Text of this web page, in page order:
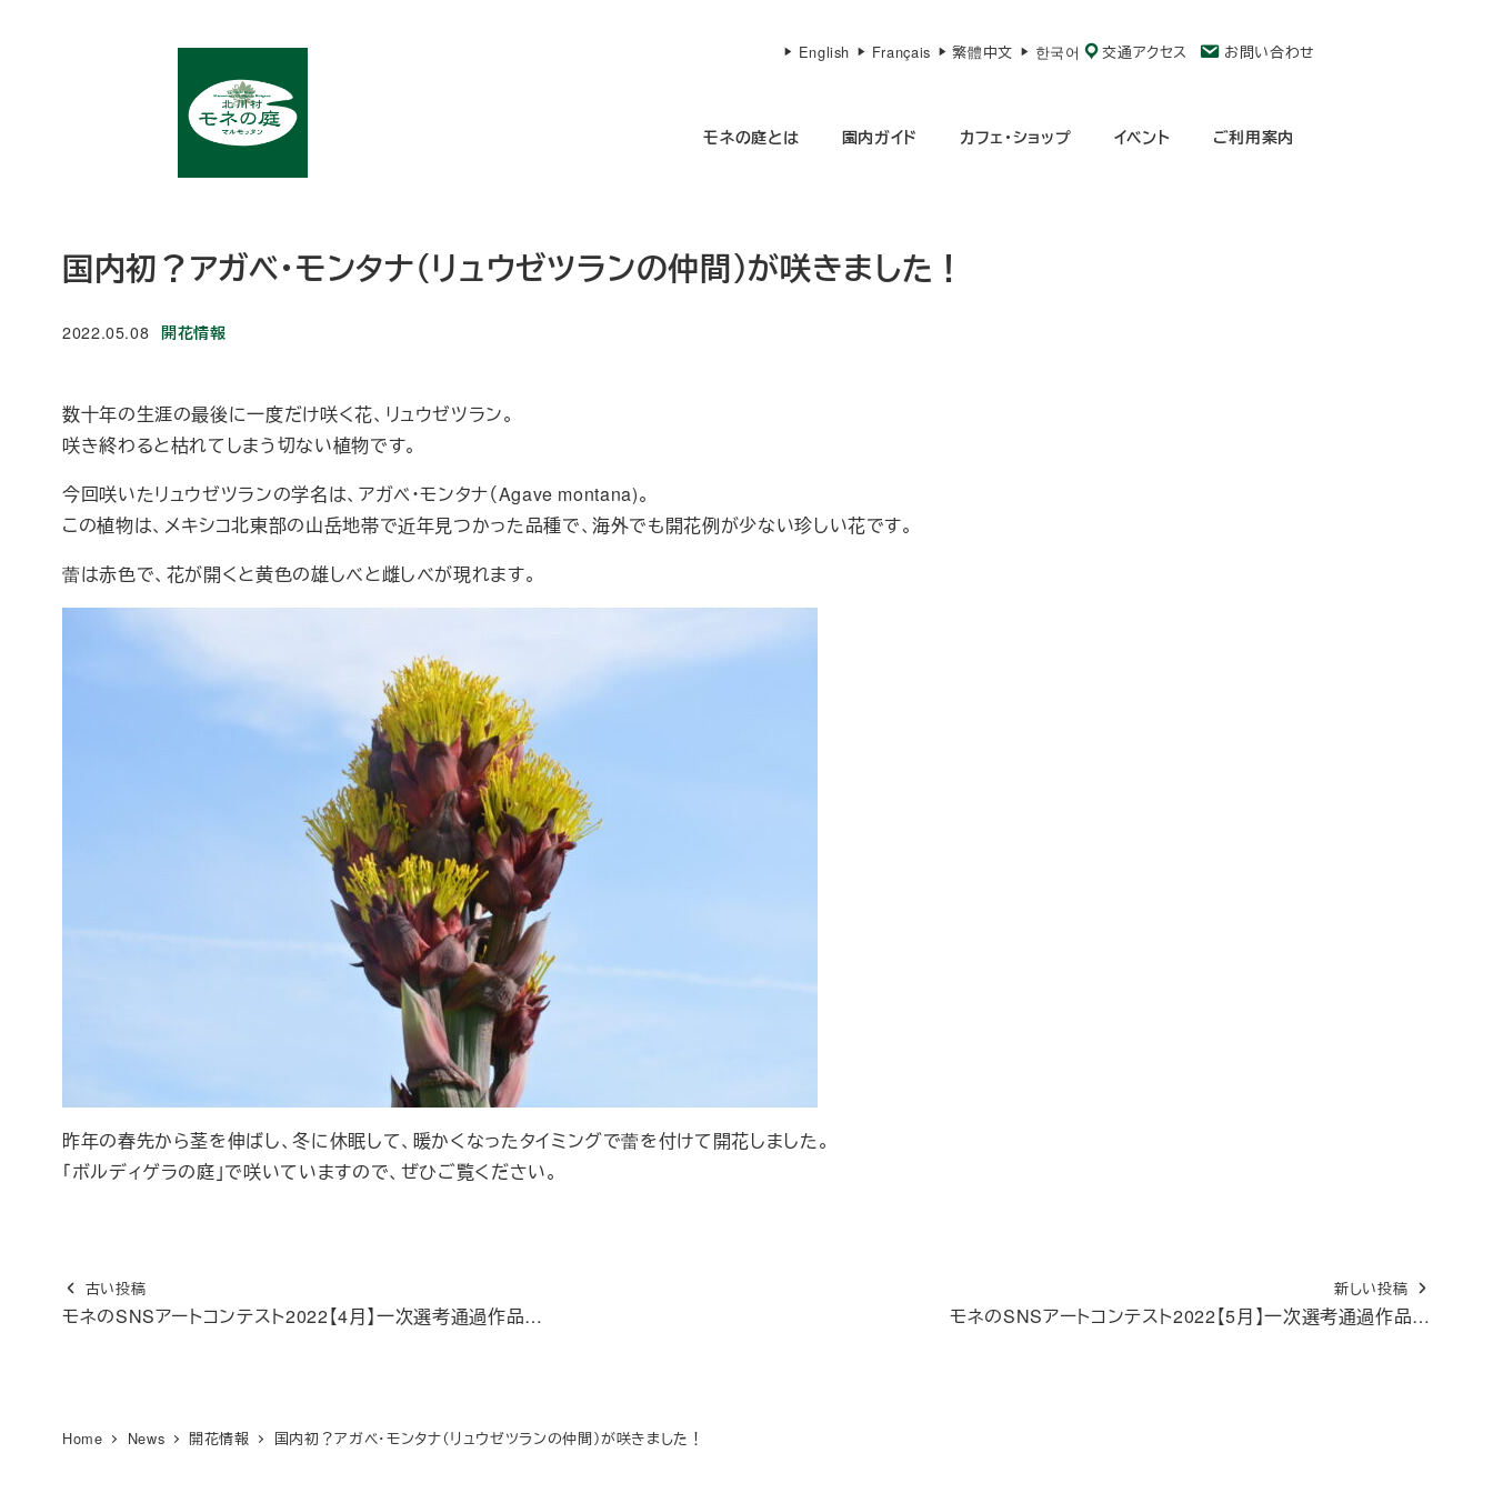
English Français 繁體中文 한국어 交通アクセス お問い合わせ
モネの庭とは 園内ガイド カフェ・ショップ イベント ご利用案内
国内初？アガベ・モンタナ（リュウゼツランの仲間）が咲きました！
投稿日
2022.05.08 カテゴリー
開花情報
数十年の生涯の最後に一度だけ咲く花、リュウゼツラン。
咲き終わると枯れてしまう切ない植物です。
今回咲いたリュウゼツランの学名は、アガベ・モンタナ（Agave montana)。
この植物は、メキシコ北東部の山岳地帯で近年見つかった品種で、海外でも開花例が少ない珍しい花です。
蕾は赤色で、花が開くと黄色の雄しべと雌しべが現れます。
昨年の春先から茎を伸ばし、冬に休眠して、暖かくなったタイミングで蕾を付けて開花しました。
「ボルディゲラの庭」で咲いていますので、ぜひご覧ください。
古い投稿
モネのSNSアートコンテスト2022【4月】一次選考通過作品…
新しい投稿
モネのSNSアートコンテスト2022【5月】一次選考通過作品…
Home News 開花情報 国内初？アガベ・モンタナ（リュウゼツランの仲間）が咲きました！